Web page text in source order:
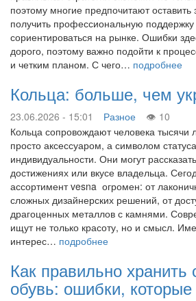
поэтому многие предпочитают оставить
получить профессиональную
сориентироваться на рынке. Ошибки
дорого, поэтому важно подойти к
и четким планом. С чего… подробнее
Кольца: больше, чем
23.06.2026 - 15:01 Разное
10
Кольца сопровождают человека тысячи
просто аксессуаром, а символом
индивидуальности. Они могут
достижениях или вкусе владельца.
ассортимент vesna огромен: от
сложных дизайнерских решений, от
драгоценных металлов с камнями.
ищут не только красоту, но и смысл.
интерес… подробнее
Как правильно хранить
обувь: ошибки,